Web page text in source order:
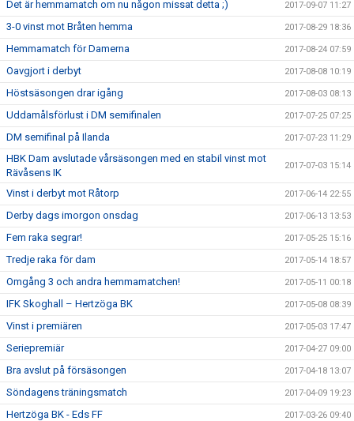
Det är hemmamatch om nu någon missat detta ;) 2017-09-07 11:27
3-0 vinst mot Bråten hemma 2017-08-29 18:36
Hemmamatch för Damerna 2017-08-24 07:59
Oavgjort i derbyt 2017-08-08 10:19
Höstsäsongen drar igång 2017-08-03 08:13
Uddamålsförlust i DM semifinalen 2017-07-25 07:25
DM semifinal på Ilanda 2017-07-23 11:29
HBK Dam avslutade vårsäsongen med en stabil vinst mot
Rävåsens IK
2017-07-03 15:14
Vinst i derbyt mot Råtorp 2017-06-14 22:55
Derby dags imorgon onsdag 2017-06-13 13:53
Fem raka segrar! 2017-05-25 15:16
Tredje raka för dam 2017-05-14 18:57
Omgång 3 och andra hemmamatchen! 2017-05-11 00:18
IFK Skoghall – Hertzöga BK 2017-05-08 08:39
Vinst i premiären 2017-05-03 17:47
Seriepremiär 2017-04-27 09:00
Bra avslut på försäsongen 2017-04-18 13:07
Söndagens träningsmatch 2017-04-09 19:23
Hertzöga BK - Eds FF 2017-03-26 09:40